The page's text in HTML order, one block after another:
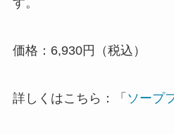
価格：6,930円（税込）
詳しくはこちら：「 ソープ